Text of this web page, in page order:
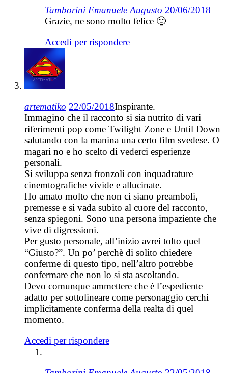
Tamborini Emanuele Augusto 20/06/2018
Grazie, ne sono molto felice 🙂
Accedi per rispondere
artematiko 22/05/2018Inspirante.
Immagino che il racconto si sia nutrito di vari
riferimenti pop come Twilight Zone e Until Down
salutando con la manina una certo film svedese. O
magari no e ho scelto di vederci esperienze
personali.
Si sviluppa senza fronzoli con inquadrature
cinemtografiche vivide e allucinate.
Ho amato molto che non ci siano preamboli,
premesse e si vada subito al cuore del racconto,
senza spiegoni. Sono una persona impaziente che
vive di digressioni.
Per gusto personale, all’inizio avrei tolto quel
“Giusto?”. Un po’ perchè di solito chiedere
conferme di questo tipo, nell’altro potrebbe
confermare che non lo si sta ascoltando.
Devo comunque ammettere che è l’espediente
adatto per sottolineare come personaggio cerchi
implicitamente conferma della realta di quel
momento.
Accedi per rispondere